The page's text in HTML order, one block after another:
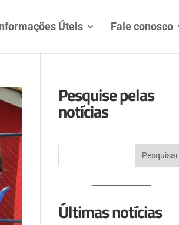
Úteis Fale conosco
Pesquise pelas
notícias
Pesquisar
Últimas notícias